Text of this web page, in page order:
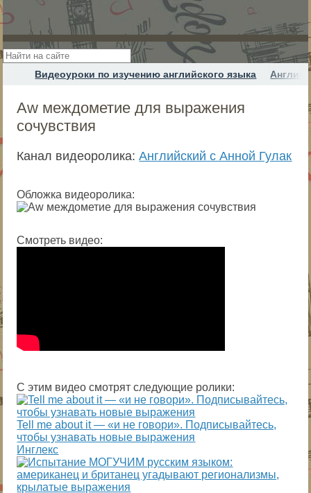
Видеоуроки по изучению английского языка
Aw междометие для выражения
сочувствия
Канал видеоролика:Английский с Анной Гулак
Обложка видеоролика:
Смотреть видео:
С этим видео смотрят следующие ролики:
Tell me about it — «и не говори». Подписывайтесь,
чтобы узнавать новые выражения
Инглекс